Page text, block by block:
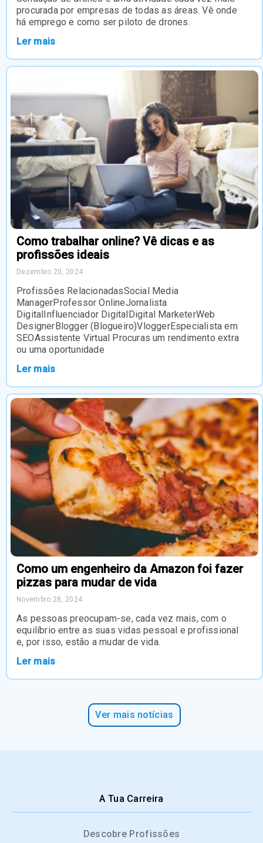
procurada por empresas de todas as áreas. Vê onde
há emprego e como ser piloto de drones.
Ler mais
Como trabalhar online? Vê dicas e as
profissões ideais
Dezembro 20, 2024
Profissões RelacionadasSocial Media
ManagerProfessor OnlineJornalista
DigitalInfluenciador DigitalDigital MarketerWeb
DesignerBlogger (Blogueiro)VloggerEspecialista em
SEOAssistente Virtual Procuras um rendimento extra
ou uma oportunidade
Ler mais
Como um engenheiro da Amazon foi fazer
pizzas para mudar de vida
Novembro 28, 2024
As pessoas preocupam-se, cada vez mais, com o
equilíbrio entre as suas vidas pessoal e profissional
e, por isso, estão a mudar de vida.
Ler mais
Ver mais notícias
A Tua Carreira
Descobre Profissões